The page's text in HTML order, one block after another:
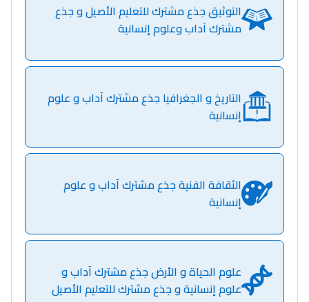
ما يزيد عن 149 مهنة
دليل التوجيه
Ki Derti Liha
باش تقدر تساعد الناس
التوثيق جذع مشترك للتعليم الأصيل و جذع
مشترك آداب وعلوم إنسانية
التاريخ و الجغرافيا جذع مشترك آداب و علوم
إنسانية
الثقافة الفنية جذع مشترك آداب و علوم
إنسانية
علوم الحياة و الأرض جذع مشترك آداب و
علوم إنسانية و جذع مشترك للتعليم الأصيل